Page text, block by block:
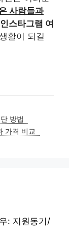
사람들과
인스타그램 여
활이 되길
방법
가격 비교
: 지원동기/